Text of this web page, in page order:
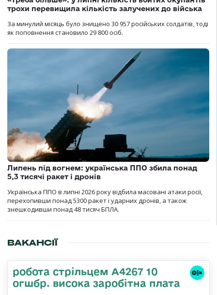
трохи перевищила кількість залучених до війська
За минулий місяць було знищено 30 957 російських солдатів, тоді
як поповнення становило 29 800 осіб.
Липень під вогнем: українська ППО збила понад
5,3 тисячі ракет і дронів
Українська ППО в липні 2026 року відбила масовані атаки росії,
перехопивши понад 5300 ракет і ударних дронів, а також
знешкодивши понад 48 тисяч БПЛА.
ВАКАНСІЇ
робота стрільцем А4267 10
огшбр. висока заробітна плата